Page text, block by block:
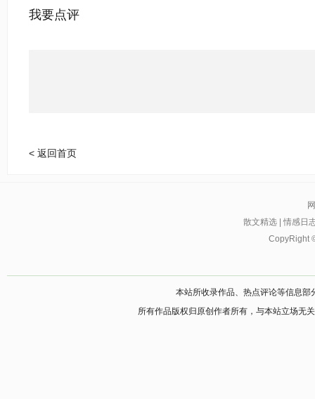
我要点评
< 返回首页
散文精选
情感日
CopyRight
本站所收录作品、热点评论等信息
所有作品版权归原创作者所有，与本站立场无